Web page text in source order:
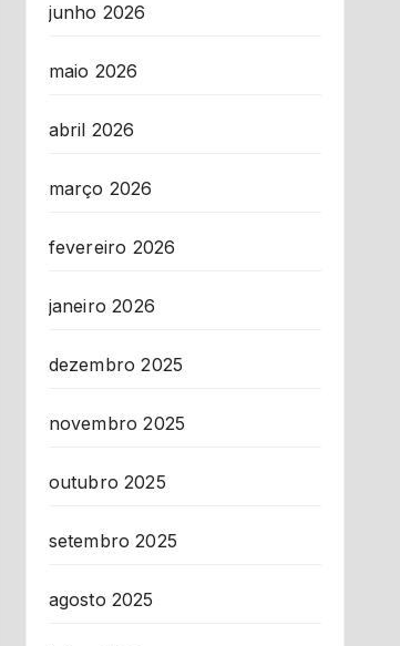
junho 2026
maio 2026
abril 2026
março 2026
fevereiro 2026
janeiro 2026
dezembro 2025
novembro 2025
outubro 2025
setembro 2025
agosto 2025